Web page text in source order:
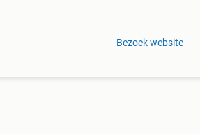
Bezoek website